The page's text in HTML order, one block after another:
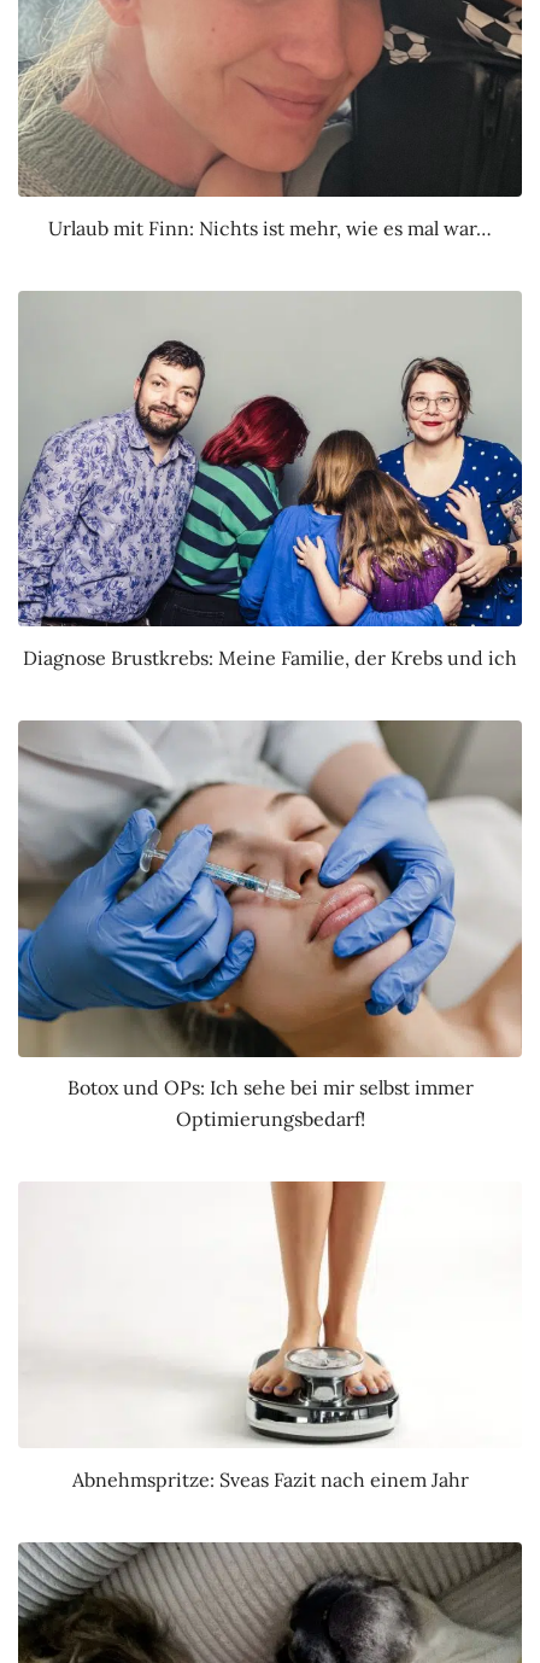
Urlaub mit Finn: Nichts ist mehr, wie es mal war…
Diagnose Brustkrebs: Meine Familie, der Krebs und ich
Botox und OPs: Ich sehe bei mir selbst immer
Optimierungsbedarf!
Abnehmspritze: Sveas Fazit nach einem Jahr